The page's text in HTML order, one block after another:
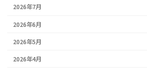
2026年7月
2026年6月
2026年5月
2026年4月